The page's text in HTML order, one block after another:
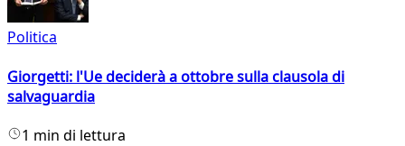
Politica
Giorgetti: l'Ue deciderà a ottobre sulla clausola di
salvaguardia
1 min di lettura